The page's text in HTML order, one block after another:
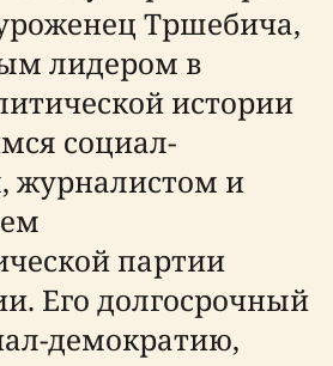
Тршебича,
лидером в
истории
социал-
журналистом и
партии
Его долгосрочный
демократию,